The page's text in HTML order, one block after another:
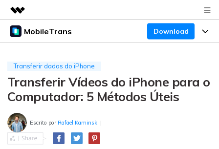
Produtos em destaque
Utilitários
Soluções
Sobre nós
Sala de imprensa
Loja
MobileTrans Download
Desktop
Transferência do WhatsApp
Transferir o WhatsApp e o WhatsApp Business
entre dispositivos Android e iOS.
Preços
Preços para Mac
Centro de apoio
Guia de usuario
Blogs
Transferir dados do iPhone
Transferir Vídeos do iPhone para o
Computador: 5 Métodos Úteis
Escrito por Rafael Kaminski |